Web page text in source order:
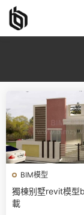
BIM模型
獨棟别墅revit模型
載